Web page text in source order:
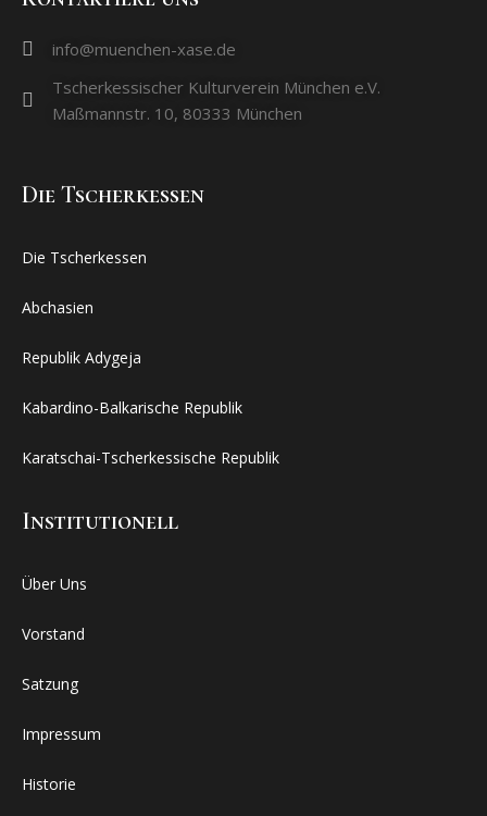
info@muenchen-xase.de
Tscherkessischer Kulturverein München e.V.
Maßmannstr. 10, 80333 München
Dıe Tscherkessen
Die Tscherkessen
Abchasien
Republik Adygeja
Kabardino-Balkarische Republik
Karatschai-Tscherkessische Republik
Institutionell
Über Uns
Vorstand
Satzung
Impressum
Historie